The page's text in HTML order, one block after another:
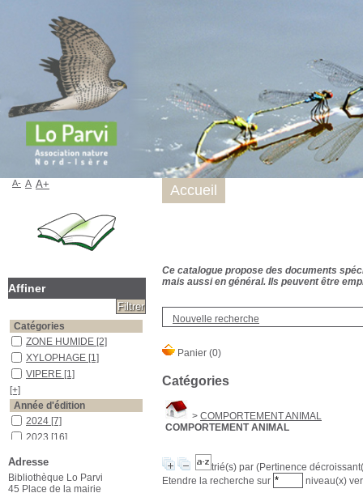
Ce catalogue propose des documents
mais aussi en général. Ils peuvent être
Nouvelle recherche
Catégories
> COMPORTEMENT ANIMAL
COMPORTEMENT ANIMAL
trié(s) par (Pertinence
Etendre la recherche sur
niveau(x)
Accueil
A- A A+
Affiner
Catégories
ZONE HUMIDE [2]
XYLOPHAGE [1]
VIPERE [1]
[+]
Année d'édition
2024 [7]
2023 [16]
Auteurs
Wuillemin[2]
Adresse
Bibliothèque Lo Parvi
45 Place de la mairie